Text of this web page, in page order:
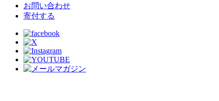
お問い合わせ
寄付する